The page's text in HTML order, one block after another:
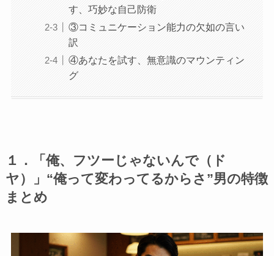
す、巧妙な自己防衛
③コミュニケーション能力の欠如の言い
訳
④あなたを試す、無意識のマウンティン
グ
１．「俺、フツーじゃないんで（ド
ヤ）」“俺って変わってるからさ”男の特徴
まとめ